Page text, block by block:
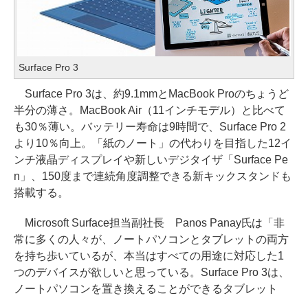
Surface Pro 3
Surface Pro 3は、約9.1mmとMacBook Proのちょうど
半分の薄さ。MacBook Air（11インチモデル）と比べて
も30％薄い。バッテリー寿命は9時間で、Surface Pro 2
より10％向上。「紙のノート」の代わりを目指した12イ
ンチ液晶ディスプレイや新しいデジタイザ「Surface Pe
n」、150度まで連続角度調整できる新キックスタンドも
搭載する。
Microsoft Surface担当副社長 Panos Panay氏は「非
常に多くの人々が、ノートパソコンとタブレットの両方
を持ち歩いているが、本当はすべての用途に対応した1
つのデバイスが欲しいと思っている。Surface Pro 3は、
ノートパソコンを置き換えることができるタブレット